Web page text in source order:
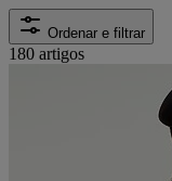
Ordenar e filtrar
180 artigos